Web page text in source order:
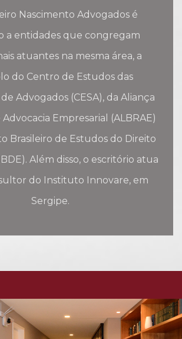
Nascimento Advogados é
a entidades que congregam
atuantes na mesma área, a
do Centro de Estudos das
Advogados (CESA), da Aliança
Advocacia Empresarial (ALBRAE)
Brasileiro de Estudos do Direito
Além disso, o escritório atua
do Instituto Innovare, em
Sergipe.